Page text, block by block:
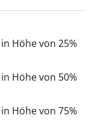
Höhe von 25%
Höhe von 50%
Höhe von 75%